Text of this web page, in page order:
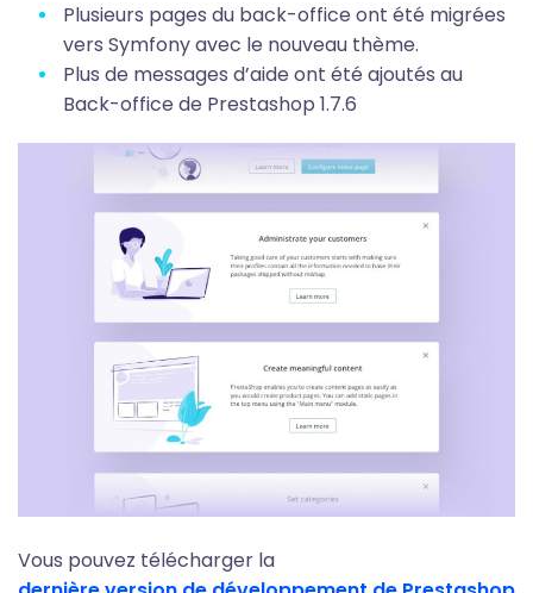
Plusieurs pages du back-office ont été migrées
vers Symfony avec le nouveau thème.
Plus de messages d’aide ont été ajoutés au
Back-office de Prestashop 1.7.6
Vous pouvez télécharger la